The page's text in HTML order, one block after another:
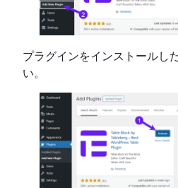
プラグインをインストールし
い。